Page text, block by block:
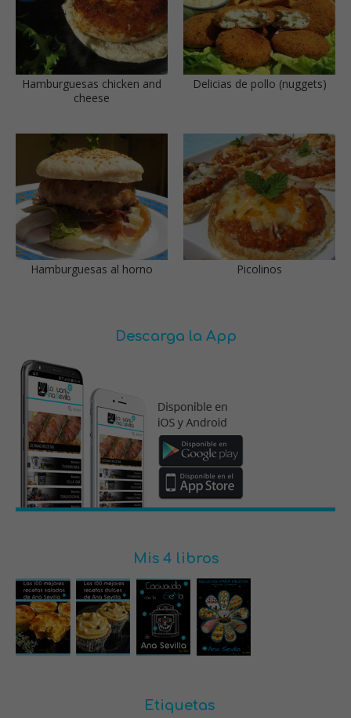
Hamburguesas chicken and
cheese
Delicias de pollo (nuggets)
Hamburguesas al horno Picolinos
Descarga la App
Mis 4 libros
Etiquetas